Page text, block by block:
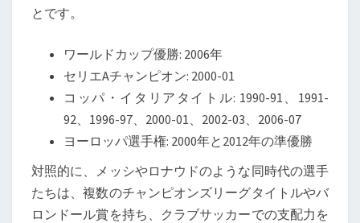
とです。
ワールドカップ優勝: 2006年
セリエAチャンピオン: 2000-01
コッパ・イタリアタイトル: 1990-91、1991-
92、1996-97、2000-01、2002-03、2006-07
ヨーロッパ選手権: 2000年と2012年の準優勝
対照的に、メッシやロナウドのような同時代の選手
たちは、複数のチャンピオンズリーグタイトルやバ
ロンドール賞を持ち、クラブサッカーでの支配力を